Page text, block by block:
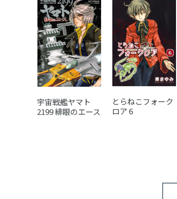
宇宙戦艦ヤマト
2199 緋眼のエース
とらねこフォーク
ロア 6